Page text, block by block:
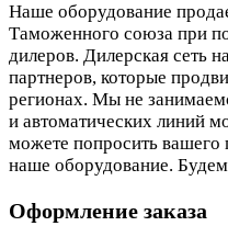
Наше оборудование
Таможенного союза при
дилеров. Дилерская сеть
партнеров, которые
регионах. Мы не
и автоматических линий
можете попросить вашего
наше оборудование.
Оформление заказа